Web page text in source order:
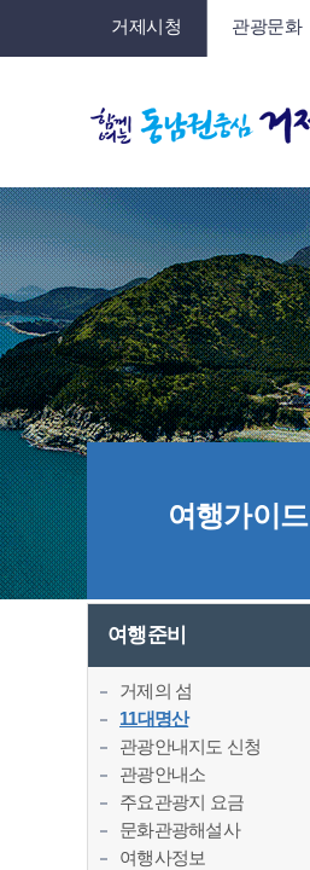
거제시청 관광문화
여행가이드
여행준비
거제의 섬
11대명산
관광안내지도 신청
관광안내소
주요관광지 요금
문화관광해설사
여행사정보